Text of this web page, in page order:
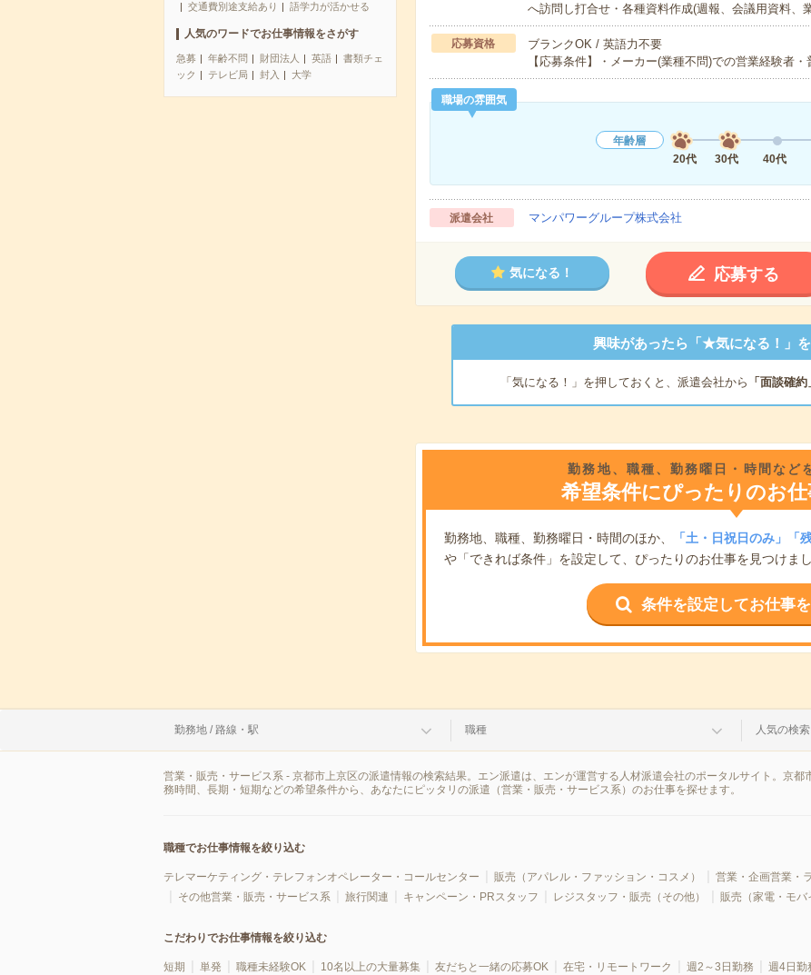
交通費別途支給あり
語学力が活かせる
人気のワードでお仕事情報をさがす
急募 年齢不問 財団法人 英語
書類チェ
ック
テレビ局 封入 大学
へ訪問し打合せ・各種資料作成(週報、会議用資料、
応募資格
ブランクOK / 英語力不要
【応募条件】・メーカー(業種不問)での営業経験者
職場の雰囲気
年齢層
20代
30代 40代
派遣会社 マンパワーグループ株式会社
気になる！ 応募する
興味があったら「★気になる！」を
「気になる！」を押しておくと、派遣会社から 「面談確約
勤務地、職種、勤務曜日・時間など
希望条件にぴったりのお
勤務地、職種、勤務曜日・時間のほか、 「土・日祝日のみ」「
や「できれば条件」を設定して、ぴったりのお仕事を見つけま
条件を設定してお仕事
勤務地 / 路線・駅 職種 人気の検
営業・販売・サービス系 - 京都市上京区の派遣情報の検索結果。エン派遣は、エンが運営する人材派遣会社のポータルサイト。京
務時間、長期・短期などの希望条件から、あなたにピッタリの派遣（営業・販売・サービス系）のお仕事を探せます。
職種でお仕事情報を絞り込む
テレマーケティング・テレフォンオペレーター・コールセンター 販売（アパレル・ファッション・コスメ） 営業・企画営業・
その他営業・販売・サービス系
旅行関連 キャンペーン・PRスタッフ レジスタッフ・販売（その他） 販売（家電・モバ
こだわりでお仕事情報を絞り込む
短期 単発 職種未経験OK 10名以上の大量募集 友だちと一緒の応募OK 在宅・リモートワーク 週2～3日勤務 週4日勤